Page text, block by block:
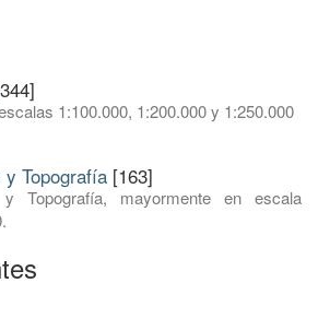
1:100.000, 1:200.000 y 1:250.000
Topografía [163]
Topografía, mayormente en escala